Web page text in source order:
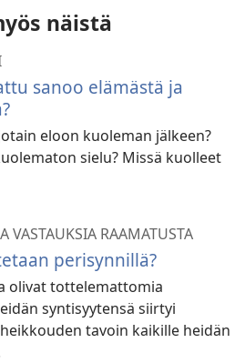
näistä
sanoo elämästä ja
eloon kuoleman jälkeen?
sielu? Missä kuolleet
VASTAUKSIA RAAMATUSTA
perisynnillä?
olivat tottelemattomia
syntisyytensä siirtyi
tavoin kaikille heidän